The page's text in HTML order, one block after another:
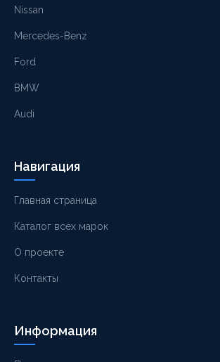
Nissan
Mercedes-Benz
Ford
BMW
Audi
Навигация
Главная страница
Каталог всех марок
О проекте
Контакты
Информация